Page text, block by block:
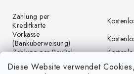
Diese Website verwendet
Zahlung per
Kreditkarte
Vorkasse
(Banküberweisung)
Zahlung per PayPal